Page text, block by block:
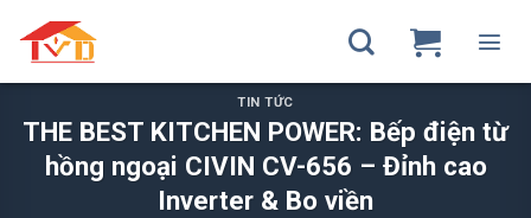
TIN TỨC
THE BEST KITCHEN POWER: Bếp điện từ
hồng ngoại CIVIN CV-656 – Đỉnh cao
Inverter & Bo viền